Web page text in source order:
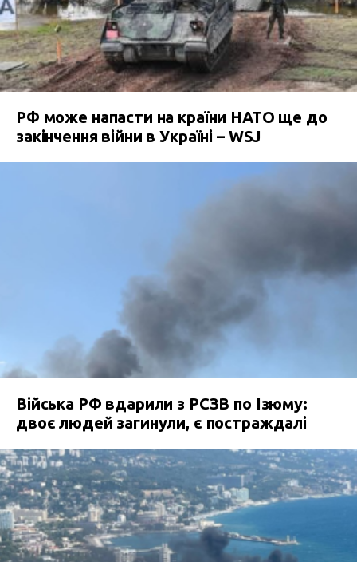
РФ може напасти на країни НАТО ще до
закінчення війни в Україні – WSJ
Війська РФ вдарили з РСЗВ по Ізюму:
двоє людей загинули, є постраждалі